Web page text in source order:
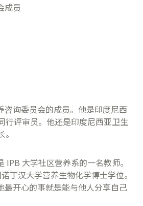
成员​
咨询委员会的成员。他是印度尼西
行评审员。他还是印度尼西亚卫生
IPB 大学社区营养系的一名教师。
丁汉大学营养生物化学博士学位。
最开心的事就是能与他人分享自己